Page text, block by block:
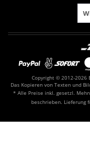
Copyright © 2012-2026
Das Kopieren von Texten und
* Alle Preise inkl. gesetzl.
beschrieben. Lieferung